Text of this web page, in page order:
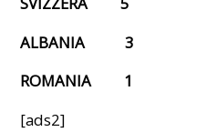
ALBANIA 3
ROMANIA 1
[ads2]